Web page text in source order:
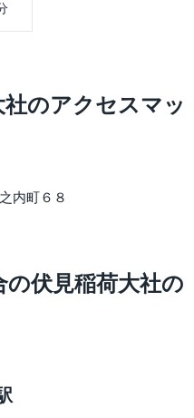
のアクセスマッ
内町６８
伏見稲荷大社の